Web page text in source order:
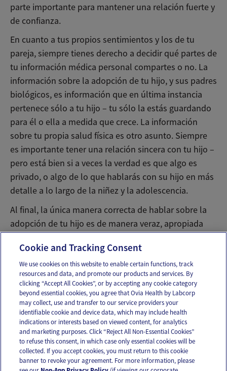
parte importante para mantener una relación fuerte y
de confianza.
En cuanto a tus propios sentimientos y los de tu
pareja, siempre tienes derecho a decidir qué partes de
tu información médica personal compartes o no. La
información sobre la adopción de tu hijo, y sus padres
biológicos, es información que en última instancia
pertenece sólo a tu hijo – tu sólo la estás guardando
para él o ella a medida que crece. La información
sobre tu propia salud física es otro asunto. Siempre
es importante tener una relación sincera con tu hijo –
pero está bien si a veces la verdad es que algo es
privado, o algo de lo que hablarás con su hijo en más
detalle a lo largo de la niñez y la adolescencia.
Al final, la única manera correcta de hablar sobre la
adopción de tu hijo es de manera veraz, apropiada
Email Text
OUR APPS
Cookie and Tracking Consent
We use cookies on this website to enable certain functions, track
resources and data, and promote our products and services. By
clicking “Accept All Cookies”, or by accepting any cookie category
beyond essential cookies, you agree that Ovia Health by Labcorp
may collect, use and transfer to our service providers your
identifiable cookie and device data, which may include health
indications or interests based on viewed content, for analytics
and marketing purposes. Click “Reject All Non-Essential Cookies”
to refuse this consent, in which case only essential cookies will be
collected. If you accept cookies, you must return to this cookie
banner to revoke your agreement. For more information, please